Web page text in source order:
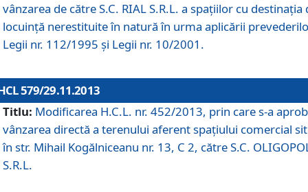
vânzarea de către S.C. RIAL S.R.L. a spaţiilor cu destinaţia
locuinţă nerestituite în natură în urma aplicării
Legii nr. 112/1995 şi Legii nr. 10/2001.
579/29.11.2013
Titlu: Modificarea H.C.L. nr. 452/2013, prin care s-a
vânzarea directă a terenului aferent spaţiului comercial
în str. Mihail Kogălniceanu nr. 13, C 2, către S.C.
S.R.L.